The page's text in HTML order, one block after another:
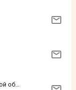
Виктория /Распродажа Итальянской обуви!!!/